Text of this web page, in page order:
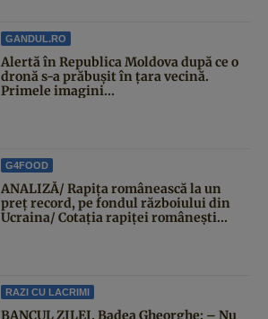
GANDUL.RO
Alertă în Republica Moldova după ce o
dronă s-a prăbușit în țara vecină.
Primele imagini...
G4FOOD
ANALIZĂ/ Rapița românească la un
preț record, pe fondul războiului din
Ucraina/ Cotația rapiței românești...
RAZI CU LACRIMI
BANCUL ZILEI. Badea Gheorghe: – Nu